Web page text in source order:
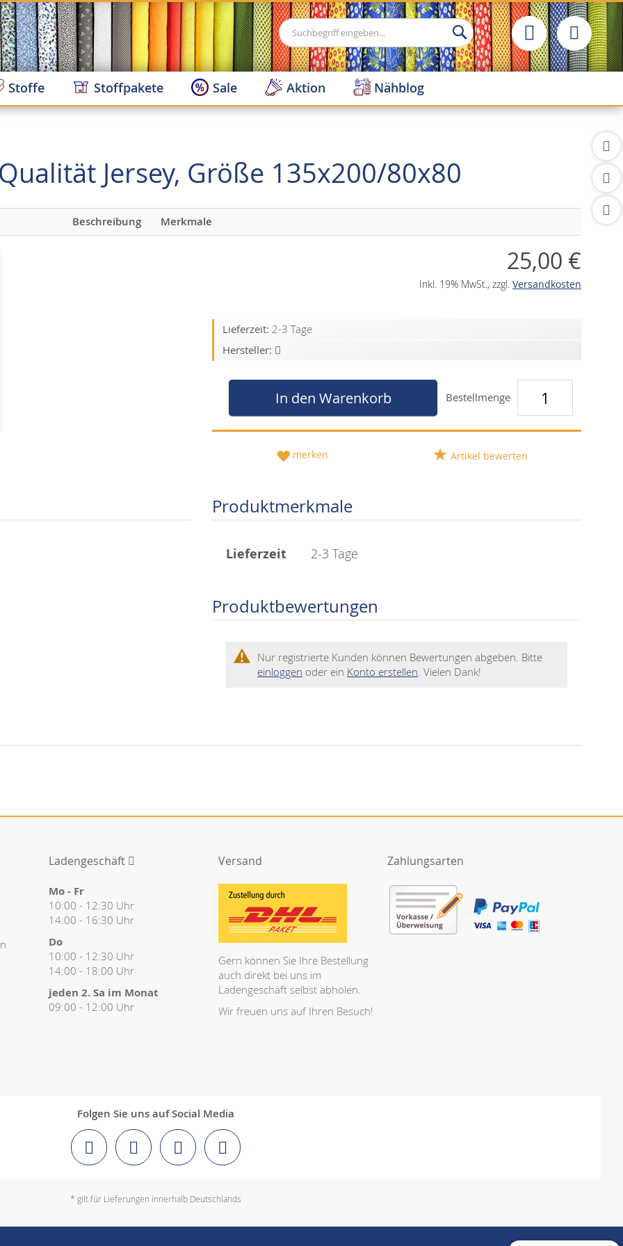
Suche
Suche
Stoffe Stoffpakete Sale Aktion Nähblog
Jersey, Größe 135x200/80x80
Beschreibung Merkmale
25,00 €
Inkl. 19% MwSt., zzgl. Versandkosten
Lieferzeit: 2-3 Tage
Hersteller:
Bestellmenge
In den Warenkorb
merken Artikel bewerten
Produktmerkmale
Mehr
Lieferzeit 2-3 Tage
Produktbewertungen
Nur registrierte Kunden können Bewertungen abgeben. Bitte
einloggen oder ein Konto erstellen. Vielen Dank!
Ladengeschäft
Mo - Fr
10:00 - 12:30 Uhr
14:00 - 16:30 Uhr
Do
10:00 - 12:30 Uhr
14:00 - 18:00 Uhr
jeden 2. Sa im Monat
09:00 - 12:00 Uhr
Versand
Gern können Sie Ihre Bestellung
auch direkt bei uns im
Ladengeschäft selbst abholen.
Wir freuen uns auf Ihren Besuch!
Zahlungsarten
Folgen Sie uns auf Social Media
* gilt für Lieferungen innerhalb Deutschlands